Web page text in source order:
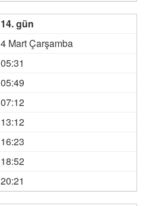
14. gün
4 Mart Çarşamba
05:31
05:49
07:12
13:12
16:23
18:52
20:21